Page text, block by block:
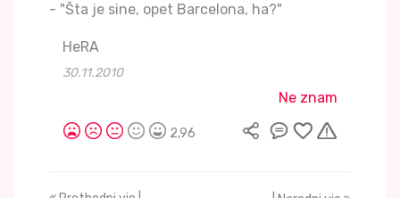
- "Šta je sine, opet Barcelona, ha?"
HeRA
30.11.2010
Ne znam
2,96